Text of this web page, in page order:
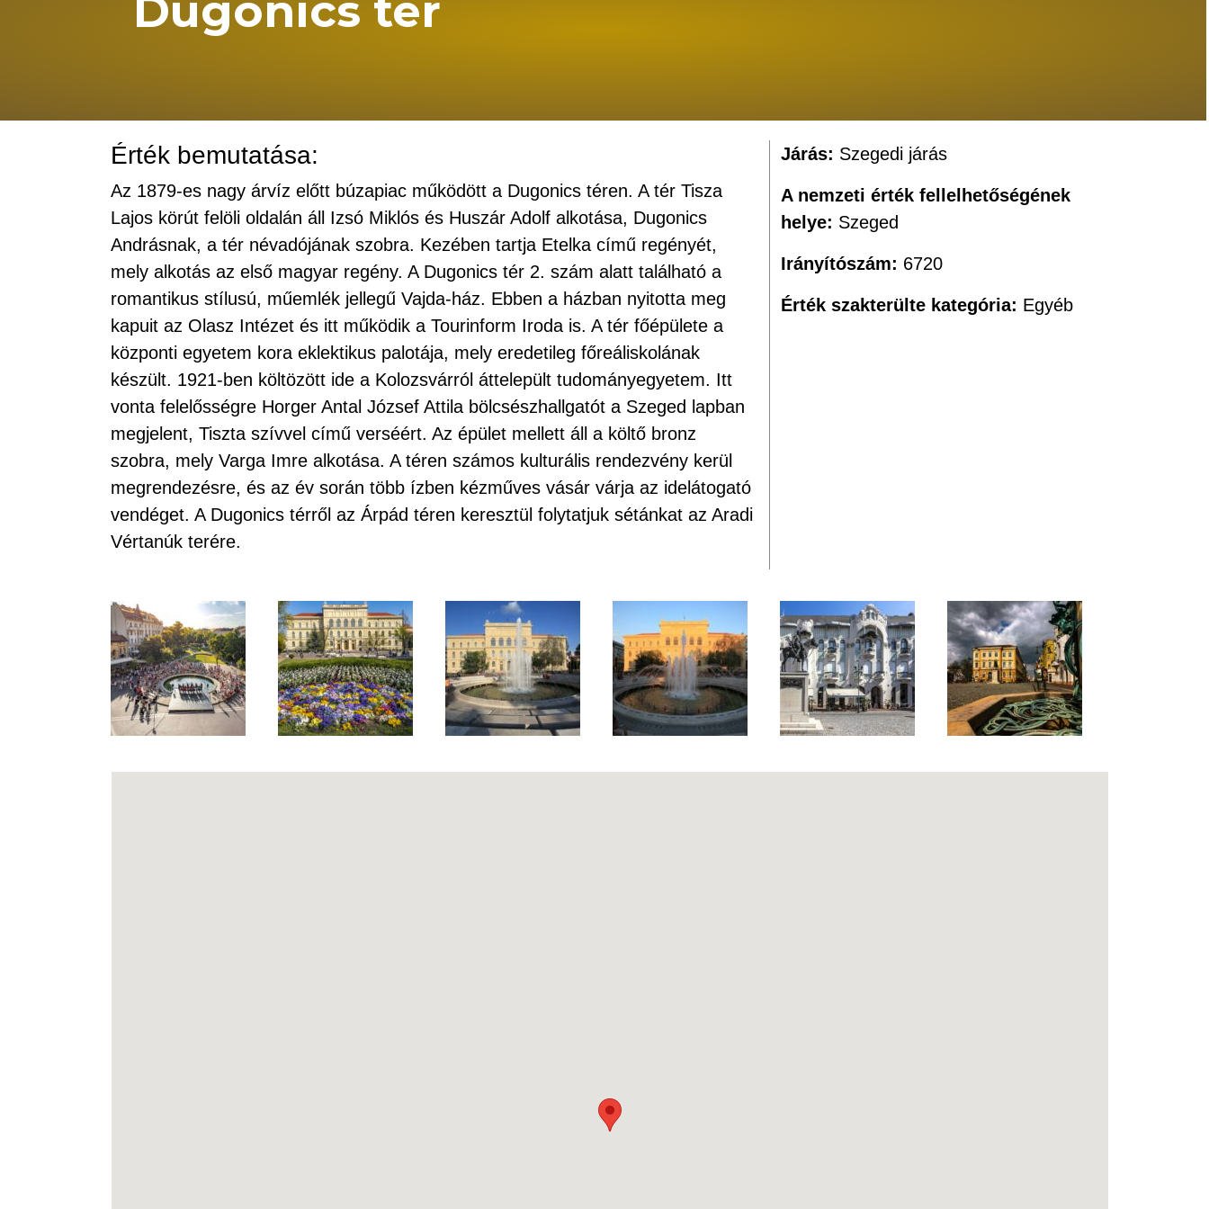
Dugonics tér
Érték bemutatása:
Az 1879-es nagy árvíz előtt búzapiac működött a Dugonics téren. A tér Tisza
Lajos körút felöli oldalán áll Izsó Miklós és Huszár Adolf alkotása, Dugonics
Andrásnak, a tér névadójának szobra. Kezében tartja Etelka című regényét,
mely alkotás az első magyar regény. A Dugonics tér 2. szám alatt található a
romantikus stílusú, műemlék jellegű Vajda-ház. Ebben a házban nyitotta meg
kapuit az Olasz Intézet és itt működik a Tourinform Iroda is. A tér főépülete a
központi egyetem kora eklektikus palotája, mely eredetileg főreáliskolának
készült. 1921-ben költözött ide a Kolozsvárról áttelepült tudományegyetem. Itt
vonta felelősségre Horger Antal József Attila bölcsészhallgatót a Szeged lapban
megjelent, Tiszta szívvel című verséért. Az épület mellett áll a költő bronz
szobra, mely Varga Imre alkotása. A téren számos kulturális rendezvény kerül
megrendezésre, és az év során több ízben kézműves vásár várja az idelátogató
vendéget. A Dugonics térről az Árpád téren keresztül folytatjuk sétánkat az Aradi
Vértanúk terére.
Járás: Szegedi járás
A nemzeti érték fellelhetőségének
helye: Szeged
Irányítószám: 6720
Érték szakterülte kategória: Egyéb